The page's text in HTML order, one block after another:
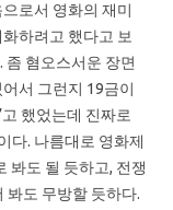
으로서 영화의 재미
화하려고 했다고 보
좀 혐오스서운 장면
어서 그런지 19금이
했었는데 진짜로
다. 나름대로 영화제
봐도 될 듯하고, 전쟁
봐도 무방할 듯하다.